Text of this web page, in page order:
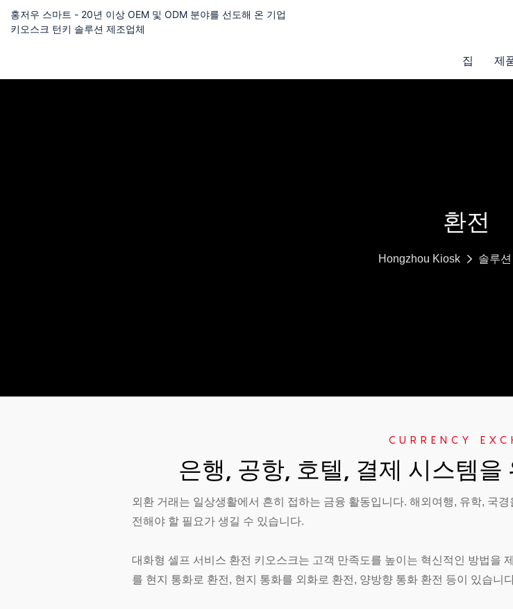
홍저우 스마트 - 20년 이상 OEM 및 ODM 분야를 선도해 온 기업
키오스크 턴키 솔루션 제조업체
집 제
환전
Hongzhou Kiosk 솔루션
CURRENCY
은행, 공항, 호텔, 결제 시스템을
외환 거래는 일상생활에서 흔히 접하는 금융 활동입니다. 해외여행, 유학, 국
전해야 할 필요가 생길 수 있습니다.
대화형 셀프 서비스 환전 키오스크는 고객 만족도를 높이는 혁신적인 방법을
를 현지 통화로 환전, 현지 통화를 외화로 환전, 양방향 통화 환전 등이 있습니